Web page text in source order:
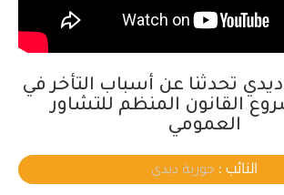
ديدي تحدثنا عن أسباب التأخر في
القانون المنظم للتشاور
العمومي
النائب : حورية ديدي